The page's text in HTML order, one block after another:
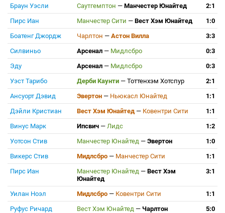
Браун Уэсли
Саутгемптон — Манчестер Юнайтед
2:1
Пирс Иан
Манчестер Сити — Вест Хэм Юнайтед
1:0
Боатенг Джордж
Чарлтон — Астон Вилла
3:3
Силвиньо
Арсенал — Мидлсбро
0:3
Эду
Арсенал — Мидлсбро
0:3
Уэст Тарибо
Дерби Каунти — Тоттенхэм Хотспур
2:1
Ансуорт Дэвид
Эвертон — Ньюкасл Юнайтед
1:1
Дэйли Кристиан
Вест Хэм Юнайтед — Ковентри Сити
1:1
Винус Марк
Ипсвич — Лидс
1:2
Уотсон Стив
Манчестер Юнайтед — Эвертон
1:0
Викерс Стив
Мидлсбро — Манчестер Сити
1:1
Пирс Иан
Манчестер Юнайтед — Вест Хэм
Юнайтед
3:1
Уилан Ноэл Мидлсбро — Ковентри Сити
1:1
Руфус Ричард
Вест Хэм Юнайтед — Чарлтон
5:0